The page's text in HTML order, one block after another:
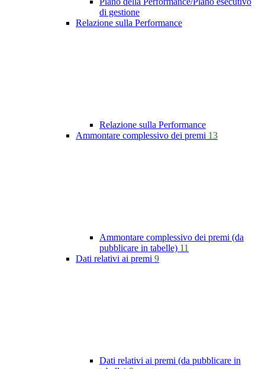
di gestione
Relazione sulla Performance
Relazione sulla Performance
Ammontare complessivo dei premi 13
Ammontare complessivo dei premi (da
pubblicare in tabelle) 11
Dati relativi ai premi 9
Dati relativi ai premi (da pubblicare in